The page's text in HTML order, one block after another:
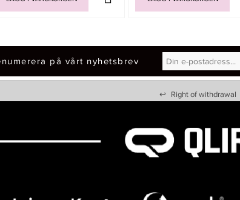
på vårt nyhetsbrev
↩ Right of withdrawal